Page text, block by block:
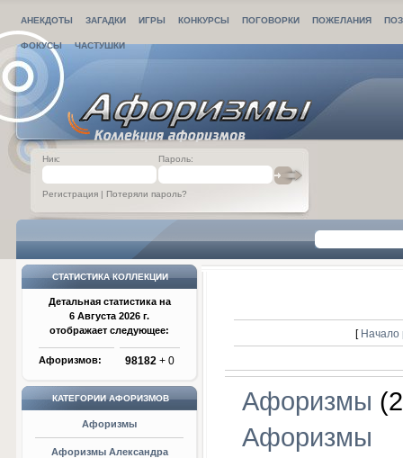
АНЕКДОТЫ ЗАГАДКИ ИГРЫ КОНКУРСЫ ПОГОВОРКИ ПОЖЕЛАНИЯ
ФОКУСЫ ЧАСТУШКИ
Ник: Пароль:
Регистрация | Потеряли пароль?
СТАТИСТИКА КОЛЛЕКЦИИ
Детальная статистика на
6 Августа 2026 г.
отображает следующее:
Афоризмов: 98182 + 0
КАТЕГОРИИ АФОРИЗМОВ
Афоризмы
Афоризмы Александра
[ Начало
Афоризмы
Афоризмы